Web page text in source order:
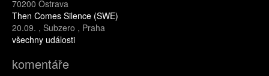
70200 Ostrava
Then Comes Silence (SWE)
20.09. , Subzero , Praha
všechny události
komentáře